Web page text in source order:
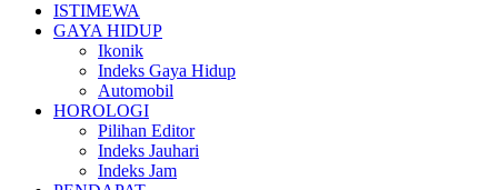
ISTIMEWA
GAYA HIDUP
Ikonik
Indeks Gaya Hidup
Automobil
HOROLOGI
Pilihan Editor
Indeks Jauhari
Indeks Jam